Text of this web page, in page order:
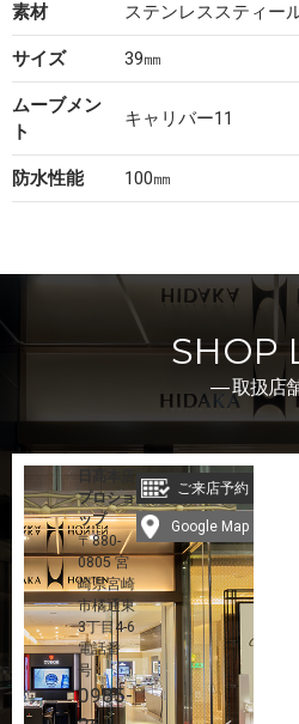
素材 ステンレススティー
サイズ 39㎜
ムーブメン
ト
キャリバー11
防水性能 100㎜
SHOP
― 取扱店
日髙本店
プロショ
ップ
〒880-
0805 宮
崎県宮崎
市橘通東
3丁目4-6
電話番
号：
0985-
ご来店予約
Google Map